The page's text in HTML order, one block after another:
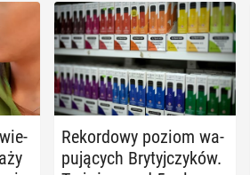
Re­kor­do­wy poziom wa­
pu­ją­cych Bry­tyj­czy­ków.